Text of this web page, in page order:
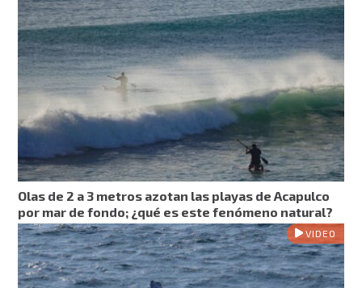
Olas de 2 a 3 metros azotan las playas de Acapulco
por mar de fondo; ¿qué es este fenómeno natural?
VIDEO